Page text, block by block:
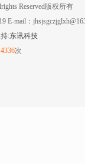
Reserved版权所有
E-mail：
:东讯科技
4336次